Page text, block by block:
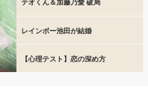
レインボー池田が結婚
【心理テスト】恋の深め方